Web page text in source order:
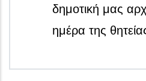
δημοτική μας
ημέρα της